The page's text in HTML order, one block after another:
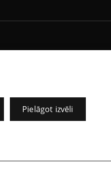
Pielāgot izvēli
+371 67273267